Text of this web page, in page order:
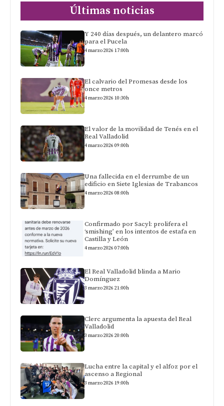
Últimas noticias
Y 240 días después, un delantero marcó
para el Pucela
4 marzo 2026 17:00h
El calvario del Promesas desde los
once metros
4 marzo 2026 10:30h
El valor de la movilidad de Tenés en el
Real Valladolid
4 marzo 2026 09:00h
Una fallecida en el derrumbe de un
edificio en Siete Iglesias de Trabancos
4 marzo 2026 08:00h
Confirmado por Sacyl: prolifera el
‘smishing’ en los intentos de estafa en
Castilla y León
4 marzo 2026 07:00h
El Real Valladolid blinda a Mario
Domínguez
3 marzo 2026 21:00h
Clerc argumenta la apuesta del Real
Valladolid
3 marzo 2026 20:00h
Lucha entre la capital y el alfoz por el
ascenso a Regional
3 marzo 2026 19:00h